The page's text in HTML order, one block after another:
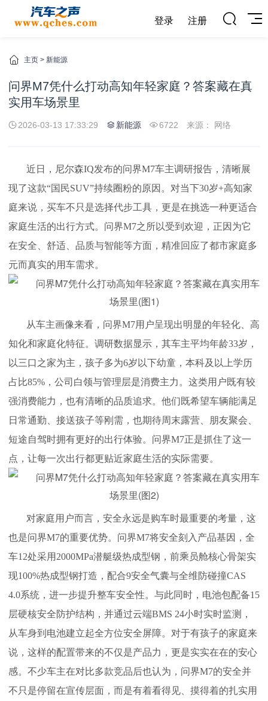
登录 注册
主页 > 新能源
问界M7凭什么打动高知年轻家庭？答案藏在真
实用车场景里
2026-03-13 17:33:29 新能源 6722 来源： 网络
近日，尼尔森IQ发布的问界M7车主调研报告，清晰展
现了这款“国民SUV”持续圈粉的原因。对当下30岁+高知家
庭来说，买车不只是选择代步工具，更是在挑选一种更适合
家庭生活的出行方式。问界M7之所以受到欢迎，正因为它
在安全、舒适、品质与智能等方面，精准回应了都市家庭多
元而真实的用车需求。
从车主画像来看，问界M7用户呈现出明显的年轻化、高
知化和家庭化特征。调研数据显示，其车主平均年龄33岁，
以三口之家为主，孩子多为6岁以下幼童，本科及以上学历
占比85%，公司白领与管理层是消费主力。这类用户既有较
强消费能力，也有清晰的品质追求。他们既希望车辆能满足
日常通勤、接送孩子等刚需，也期待周末露营、朋友聚会、
短途自驾时拥有更好的出行体验。问界M7正是抓住了这一
点，让每一次出行都更贴近家庭生活的实际需要。
对家庭用户而言，安全永远是购车时最重要的考量，这
也是问界M7的重要优势。问界M7将安全刻入产品基因，全
车12处采用2000MPa潜艇级热成型钢，前乘员舱核心骨架实
现100%热成型钢打造，配合9安全气囊与全维防碰撞CAS
4.0系统，进一步提升整车安全性。与此同时，电池包配备15
层硬核安全防护结构，并通过云端BMS 24小时实时监测，
从车身到电池建立起全方位安全屏障。对于有孩子的家庭来
说，这样的配置带来的不仅是产品力，更是实实在在的安心
感。不少车主在对比多款竞品后也认为，问界M7的安全并
不只是停留在宣传层面，而是有着看得见、摸得着的扎实用